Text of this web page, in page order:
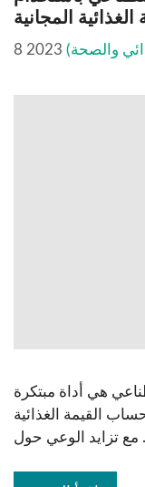
المجانية
8 2023 والصحة)
هي أداة مبتكرة
القيمة الغذائية